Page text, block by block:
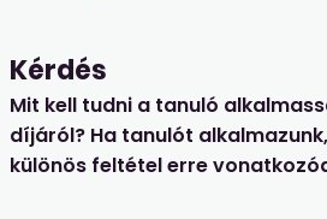
Kérdés
Mit kell tudni a tanuló
díjáról? Ha tanulót
különös feltétel erre